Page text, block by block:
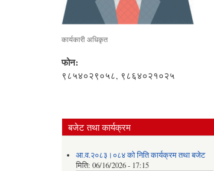
कार्यकारी अधिकृत
फोन:
९८५४०२९०५८, ९८६४०२१०२५
बजेट तथा कार्यक्रम
आ.व.२०८३।०८४ को निति कार्यक्रम तथा बजेट
मिति: 06/16/2026 - 17:15